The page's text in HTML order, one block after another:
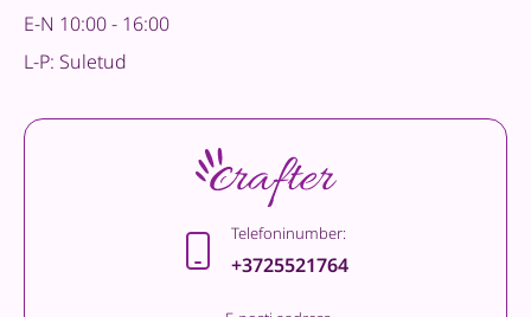
E-N 10:00 - 16:00
L-P: Suletud
Telefoninumber:
+3725521764